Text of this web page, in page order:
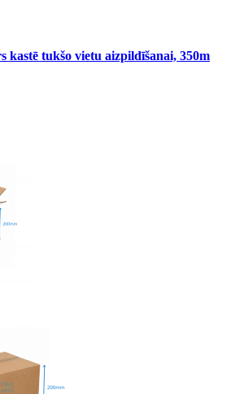
kastē tukšo vietu aizpildīšanai, 350m